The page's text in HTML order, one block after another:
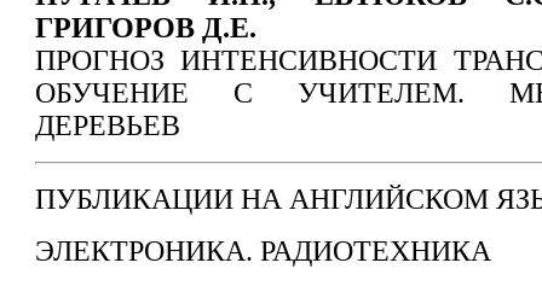
ГРИГОРОВ Д.Е.
ПРОГНОЗ ИНТЕНСИВНОСТИ
ОБУЧЕНИЕ С УЧИТЕЛЕМ.
ДЕРЕВЬЕВ
ПУБЛИКАЦИИ НА АНГЛИЙСКОМ
ЭЛЕКТРОНИКА. РАДИОТЕХНИКА